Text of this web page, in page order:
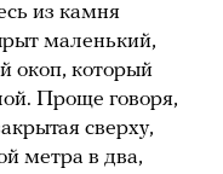
из камня
маленький,
окоп, который
Проще говоря,
сверху,
метра в два,